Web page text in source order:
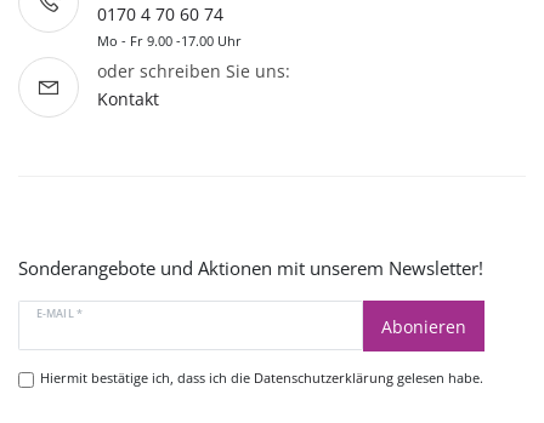
0170 4 70 60 74
Mo - Fr 9.00 -17.00 Uhr
oder schreiben Sie uns:
Kontakt
Sonderangebote und Aktionen mit unserem Newsletter!
E-MAIL *
Abonieren
Hiermit bestätige ich, dass ich die Datenschutzerklärunggelesen habe.